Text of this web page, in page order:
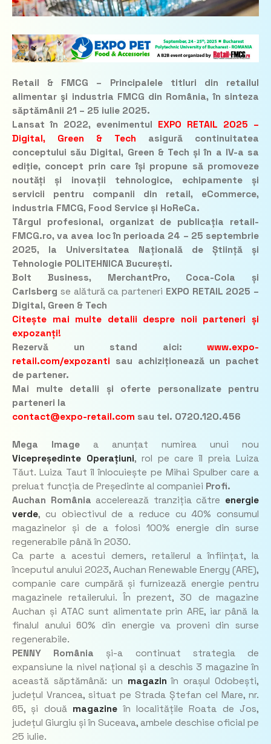
Retail & FMCG – Principalele titluri din retailul
alimentar şi industria FMCG din România, în sinteza
săptămânii 21 – 25 iulie 2025.
Lansat în 2022, evenimentul EXPO RETAIL 2025 –
Digital, Green & Tech asigură continuitatea
conceptului săuDigital, Green & Tech și în a IV-a sa
ediție, concept prin care își propune să promoveze
noutăți și inovații tehnologice, echipamente și
servicii pentru companii din retail, eCommerce,
industria FMCG, Food Service și HoReCa.
Târgul profesional, organizat de publicația retail-
FMCG.ro, va avea loc în perioada 24 – 25 septembrie
2025, la Universitatea Națională de Știință și
Tehnologie POLITEHNICA București.
Bolt Business, MerchantPro, Coca-Cola și
Carlsberg se alătură ca parteneri EXPO RETAIL 2025 –
Digital, Green & Tech
Citește mai multe detalii despre noii parteneri și
expozanți!
Rezervă un stand aici: www.expo-
retail.com/expozanti sau achiziționează un pachet
de partener.
Mai multe detalii și oferte personalizate pentru
parteneri la
contact@expo-retail.com sau tel. 0720.120.456
Mega Image a anunțat numirea unui nou
Vicepreședinte Operațiuni, rol pe care îl preia Luiza
Tăut. Luiza Taut îl înlocuiește pe Mihai Spulber care a
preluat funcția de Președinte al companiei Profi.
Auchan Româniaaccelerează tranziția către energie
verde, cu obiectivul de a reduce cu 40% consumul
magazinelor și de a folosi 100% energie din surse
regenerabile până în 2030.
Ca parte a acestui demers, retailerul a înființat, la
începutul anului 2023, Auchan Renewable Energy (ARE),
companie care cumpără și furnizează energie pentru
magazinele retailerului. În prezent, 30 de magazine
Auchan și ATAC sunt alimentate prin ARE, iar până la
finalul anului 60% din energie va proveni din surse
regenerabile.
PENNY România și-a continuat strategia de
expansiune la nivel național și a deschis 3 magazine în
această săptămână: un magazin în orașul Odobești,
județul Vrancea, situat pe Strada Ștefan cel Mare, nr.
65, și două magazine în localitățile Roata de Jos,
județul Giurgiu și în Suceava, ambele deschise oficial pe
25 iulie.